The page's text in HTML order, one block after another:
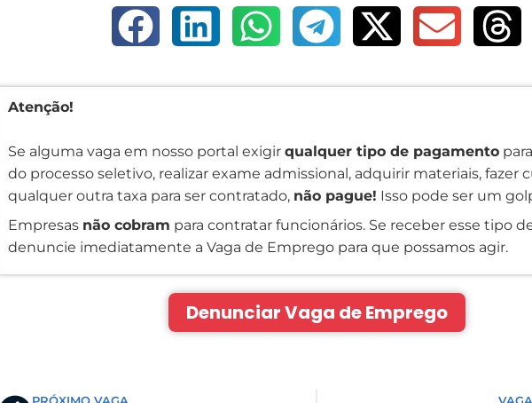
Atenção!
Se alguma vaga em nosso portal exigirqualquer tipo de pagamento
do processo seletivo, realizar exame admissional, adquirir materiais, fazer
qualquer outra taxa para ser contratado, não pague! Isso pode ser um
Empresas não cobram para contratar funcionários. Se receber esse tipo
denuncie imediatamente a Vaga de Emprego para que possamos agir.
Denunciar Vaga de Emprego